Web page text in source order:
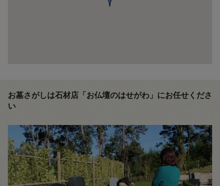
お墓さがしは石材店「お仏壇のはせがわ」にお任せくださ
い